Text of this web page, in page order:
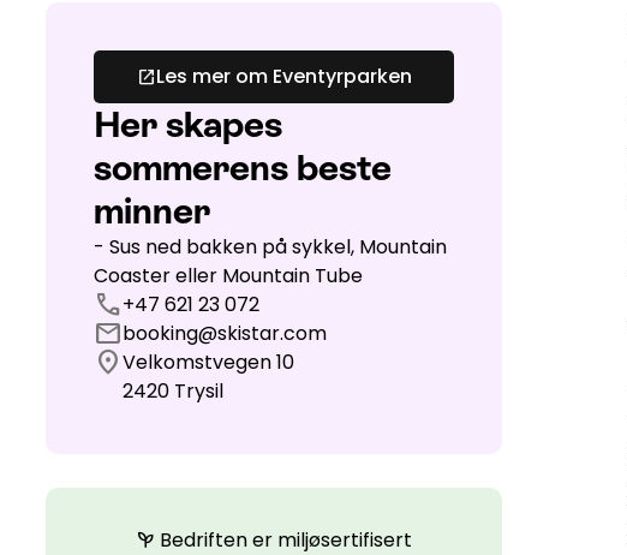
open_in_newLes mer om Eventyrparken
Her skapes
sommerens beste
minner
- Sus ned bakken på sykkel, Mountain
Coaster eller Mountain Tube
call+47 621 23 072
mailbooking@skistar.com
location_onVelkomstvegen 10
2420 Trysil
psychiatry Bedriften er miljøsertifisert